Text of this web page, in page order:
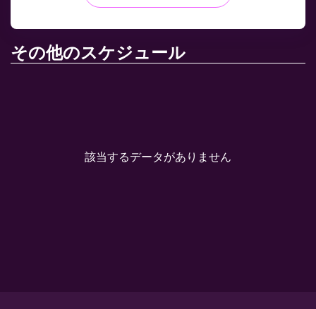
その他のスケジュール
該当するデータがありません